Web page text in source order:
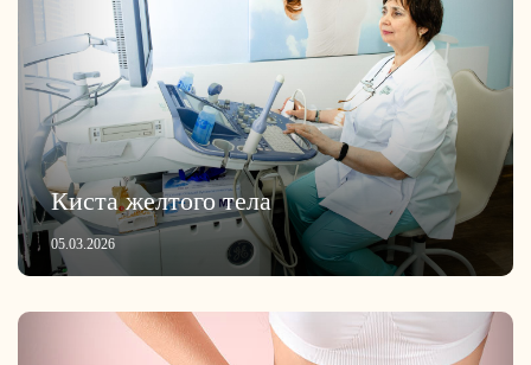
Киста желтого тела
05.03.2026